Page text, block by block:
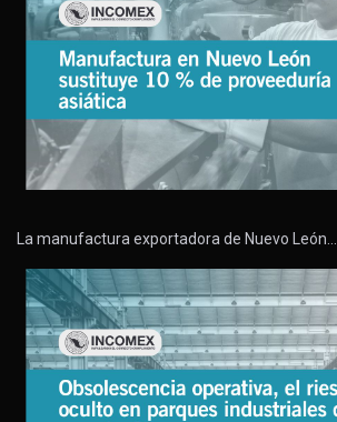
La manufactura exportadora de Nuevo León…